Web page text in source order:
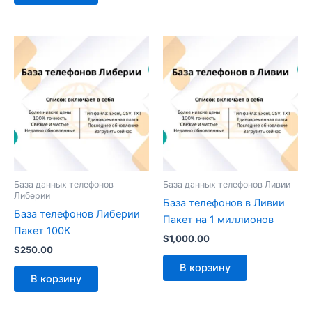
База данных телефонов
Либерии
База телефонов Либерии
Пакет 100К
$250.00
В корзину
База данных телефонов Ливии
База телефонов в Ливии
Пакет на 1 миллионов
$1,000.00
В корзину